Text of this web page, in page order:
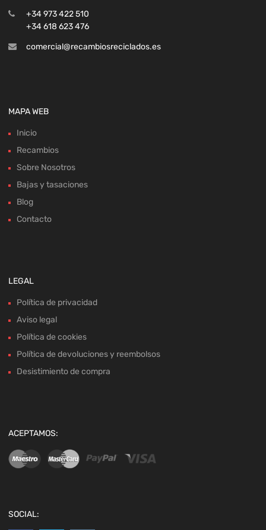
+34 973 422 510
+34 618 623 476
comercial@recambiosreciclados.es
MAPA WEB
Inicio
Recambios
Sobre Nosotros
Bajas y tasaciones
Blog
Contacto
LEGAL
Política de privacidad
Aviso legal
Política de cookies
Política de devoluciones y reembolsos
Desistimiento de compra
ACEPTAMOS:
SOCIAL: